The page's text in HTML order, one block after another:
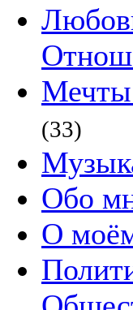
Мечты
(33)
Обо
О